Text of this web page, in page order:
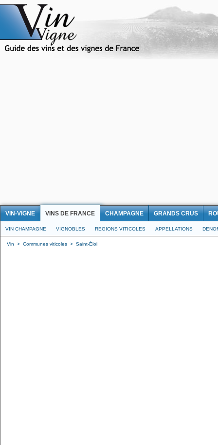
VIN-VIGNE VINS DE FRANCE CHAMPAGNE GRANDS CRUS
VIN CHAMPAGNE VIGNOBLES REGIONS VITICOLES APPELLATIONS
Vin > Communes viticoles > Saint-Éloi